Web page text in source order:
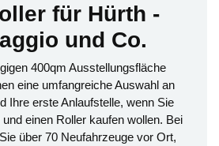
für Hürth -
und Co.
400qm Ausstellungsfläche
eine umfangreiche Auswahl an
Ihre erste Anlaufstelle, wenn Sie
einen Roller kaufen wollen. Bei
über 70 Neufahrzeuge vor Ort,